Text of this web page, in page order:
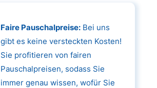
Faire Pauschalpreise:Bei uns
gibt es keine versteckten Kosten!
Sie profitieren von fairen
Pauschalpreisen, sodass Sie
immer genau wissen, wofür Sie